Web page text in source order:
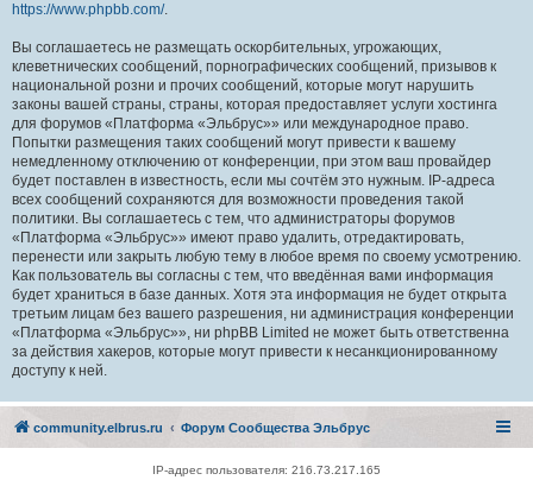
https://www.phpbb.com/.
Вы соглашаетесь не размещать оскорбительных, угрожающих,
клеветнических сообщений, порнографических сообщений, призывов к
национальной розни и прочих сообщений, которые могут нарушить
законы вашей страны, страны, которая предоставляет услуги хостинга
для форумов «Платформа «Эльбрус»» или международное право.
Попытки размещения таких сообщений могут привести к вашему
немедленному отключению от конференции, при этом ваш провайдер
будет поставлен в известность, если мы сочтём это нужным. IP-адреса
всех сообщений сохраняются для возможности проведения такой
политики. Вы соглашаетесь с тем, что администраторы форумов
«Платформа «Эльбрус»» имеют право удалить, отредактировать,
перенести или закрыть любую тему в любое время по своему усмотрению.
Как пользователь вы согласны с тем, что введённая вами информация
будет храниться в базе данных. Хотя эта информация не будет открыта
третьим лицам без вашего разрешения, ни администрация конференции
«Платформа «Эльбрус»», ни phpBB Limited не может быть ответственна
за действия хакеров, которые могут привести к несанкционированному
доступу к ней.
community.elbrus.ru Форум Сообщества Эльбрус
IP-адрес пользователя: 216.73.217.165